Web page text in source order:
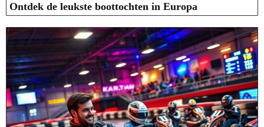
Ontdek de leukste boottochten in Europa